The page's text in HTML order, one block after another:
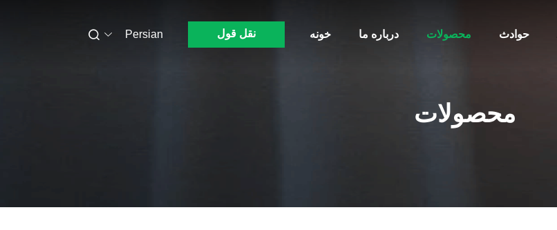
خونه درباره ما محصولات حوادث نقل قول Persian
محصولات